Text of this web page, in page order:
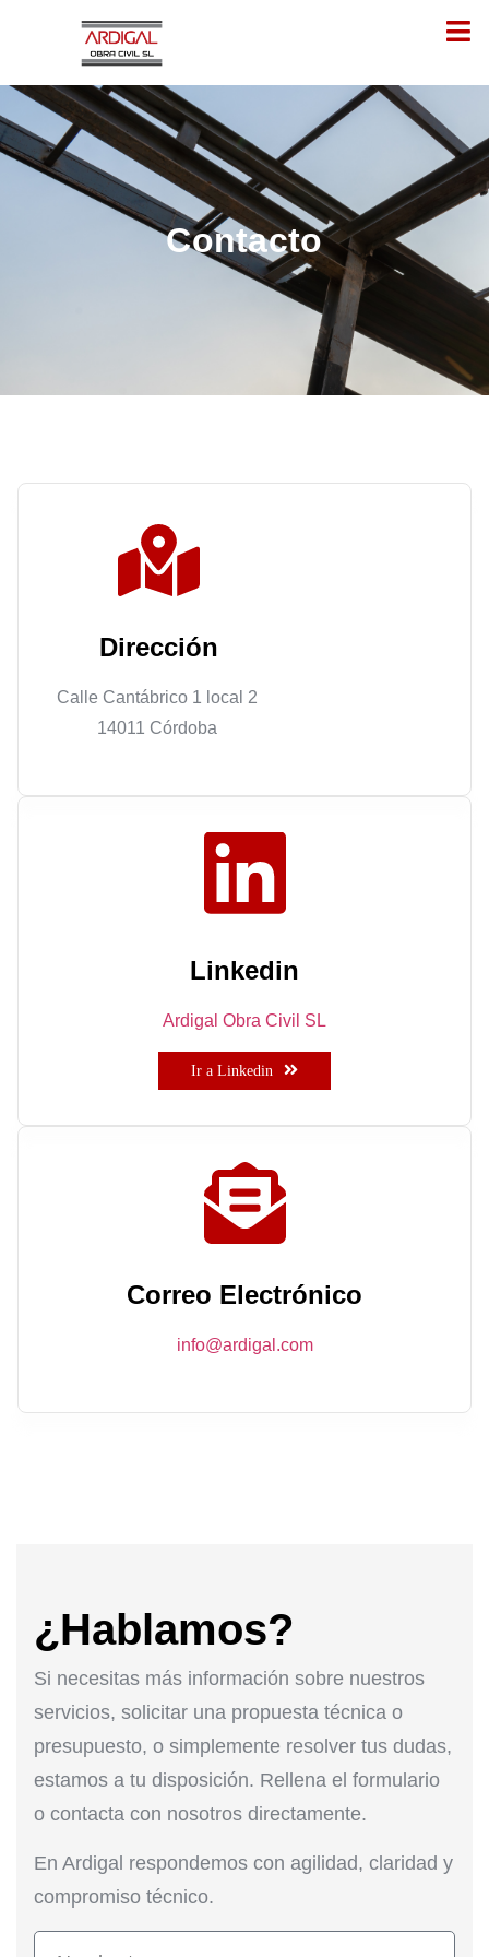
Contacto
Dirección
Calle Cantábrico 1 local 2
14011 Córdoba
Linkedin
Ardigal Obra Civil SL
Ir a Linkedin
Correo Electrónico
info@ardigal.com
¿Hablamos?
Si necesitas más información sobre nuestros
servicios, solicitar una propuesta técnica o
presupuesto, o simplemente resolver tus dudas,
estamos a tu disposición. Rellena el formulario
o contacta con nosotros directamente.
En Ardigal respondemos con agilidad, claridad y
compromiso técnico.